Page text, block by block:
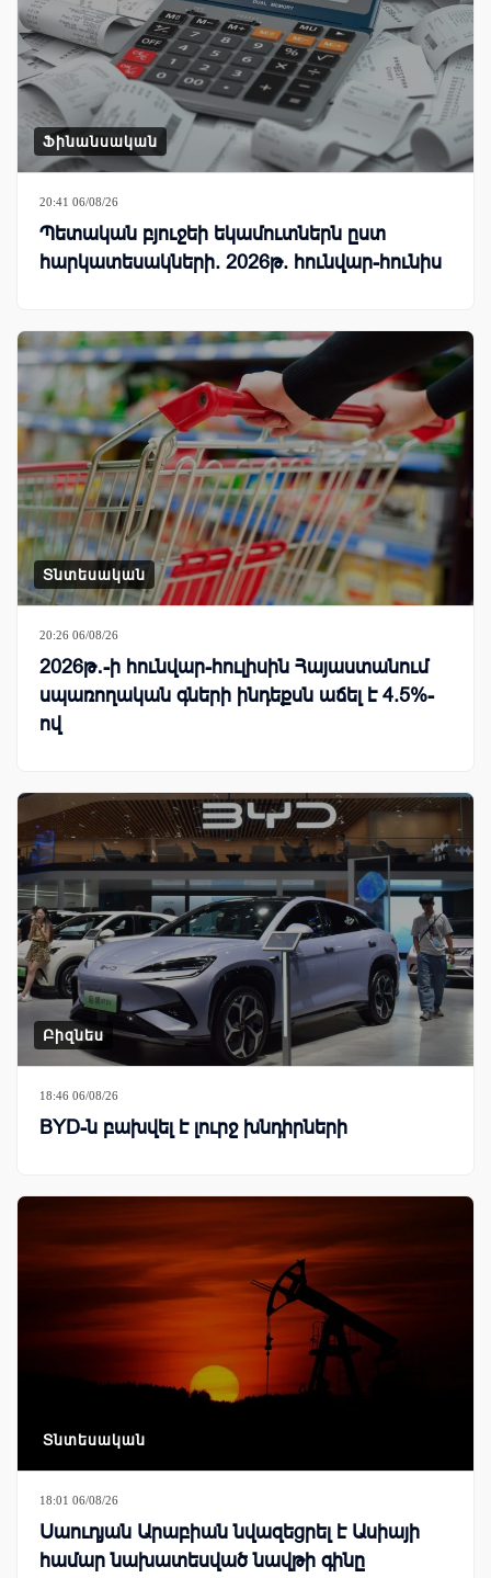
Ֆինանսական
20:41 06/08/26
Պետական բյուջեի եկամուտներն ըստ
հարկատեսակների. 2026թ. հունվար-հունիս
Տնտեսական
20:26 06/08/26
2026թ․-ի հունվար-հուլիսին Հայաստանում
սպառողական գների ինդեքսն աճել է 4.5%-
ով
Բիզնես
18:46 06/08/26
BYD-ն բախվել է լուրջ խնդիրների
Տնտեսական
18:01 06/08/26
Սաուդյան Արաբիան նվազեցրել է Ասիայի
համար նախատեսված նավթի գինը